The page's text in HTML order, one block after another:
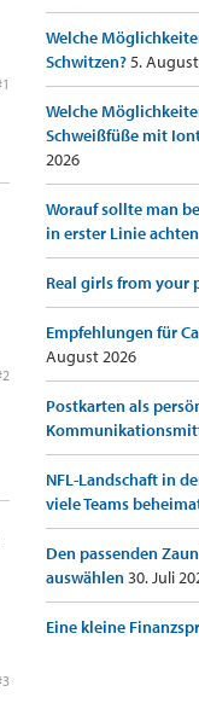
Welche
Schwitzen?5.
Welche
Schweißfüße mit
2026
Worauf sollte man
in erster Linie
Real girls from your
Empfehlungen für
August 2026
Postkarten als
NFL-Landschaft in
viele Teams
Den passenden
auswählen30. Juli
Eine kleine